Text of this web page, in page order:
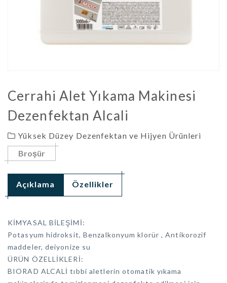
Cerrahi Alet Yıkama Makinesi
Dezenfektan Alcali
Yüksek Düzey Dezenfektan ve Hijyen Ürünleri
Broşür
Açıklama Özellikler
KİMYASAL BİLEŞİMİ:
Potasyum hidroksit, Benzalkonyum klorür , Antikorozif
maddeler, deiyonize su
ÜRÜN ÖZELLİKLERİ:
BIORAD ALCALİ tıbbi aletlerin otomatik yıkama